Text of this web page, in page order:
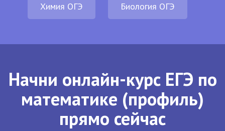
Химия ОГЭ Биология ОГЭ
Начни онлайн-курс ЕГЭ по
математике (профиль)
прямо сейчас